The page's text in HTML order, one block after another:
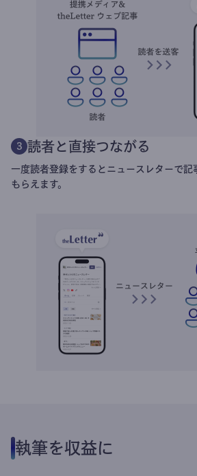
3 読者と直接つながる
一度読者登録をするとニュースレターで記
もらえます。
執筆を収益に